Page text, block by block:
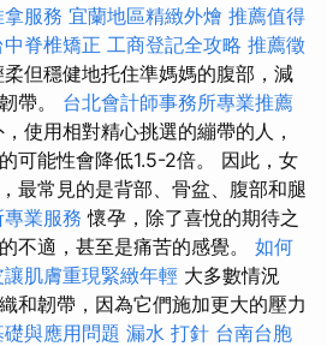
服務 宜蘭地區精緻外燴 推薦值得
中脊椎矯正 工商登記全攻略 推薦徵
但穩健地托住準媽媽的腹部，減
帶。 台北會計師事務所專業推薦
，使用相對精心挑選的繃帶的人，
可能性會降低1.5-2倍。 因此，女
最常見的是背部、骨盆、腹部和腿
業服務 懷孕，除了喜悅的期待之
不適，甚至是痛苦的感覺。 如何
肌膚重現緊緻年輕 大多數情況
和韌帶，因為它們施加更大的壓力
與應用問題 漏水 打針 台南台胞